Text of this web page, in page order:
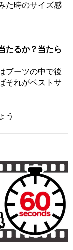
た時のサイズ感
たるか？当たら
ブーツの中で後
それがベストサ
う